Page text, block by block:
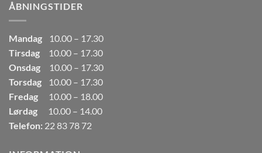
ÅBNINGSTIDER
Mandag
10.00 – 17.30
Tirsdag
10.00 – 17.30
Onsdag
10.00 – 17.30
Torsdag
10.00 – 17.30
Fredag
10.00 – 18.00
Lørdag
10.00 – 14.00
Telefon: 22 83 78 72